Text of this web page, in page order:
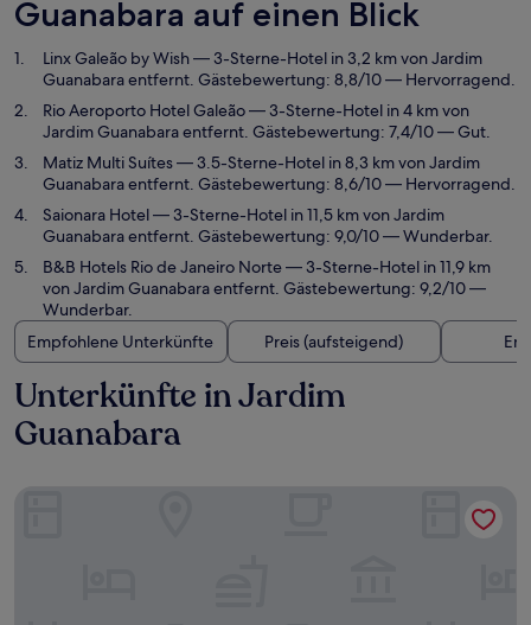
Guanabara auf einen Blick
Linx Galeão by Wish— 3-Sterne-Hotel in 3,2 km von Jardim
Guanabara entfernt. Gästebewertung: 8,8/10 — Hervorragend.
Rio Aeroporto Hotel Galeão— 3-Sterne-Hotel in 4 km von
Jardim Guanabara entfernt. Gästebewertung: 7,4/10 — Gut.
Matiz Multi Suítes— 3.5-Sterne-Hotel in 8,3 km von Jardim
Guanabara entfernt. Gästebewertung: 8,6/10 — Hervorragend.
Saionara Hotel— 3-Sterne-Hotel in 11,5 km von Jardim
Guanabara entfernt. Gästebewertung: 9,0/10 — Wunderbar.
B&B Hotels Rio de Janeiro Norte— 3-Sterne-Hotel in 11,9 km
von Jardim Guanabara entfernt. Gästebewertung: 9,2/10 —
Wunderbar.
Empfohlene Unterkünfte
Preis (aufsteigend)
Unterkünfte in Jardim
Guanabara